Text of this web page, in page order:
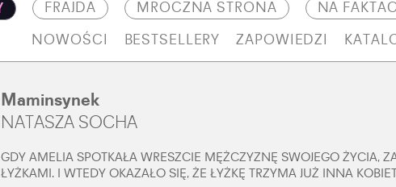
FRAJDA MROCZNA STRONA NA
NOWOŚCI BESTSELLERY ZAPOWIEDZI
Maminsynek
NATASZA SOCHA
GDY AMELIA SPOTKAŁA WRESZCIE MĘŻCZYZNĘ SWOJEGO ŻYCIA,
ŁYŻKAMI. I WTEDY OKAZAŁO SIĘ, ŻE ŁYŻKĘ TRZYMA JUŻ INNA